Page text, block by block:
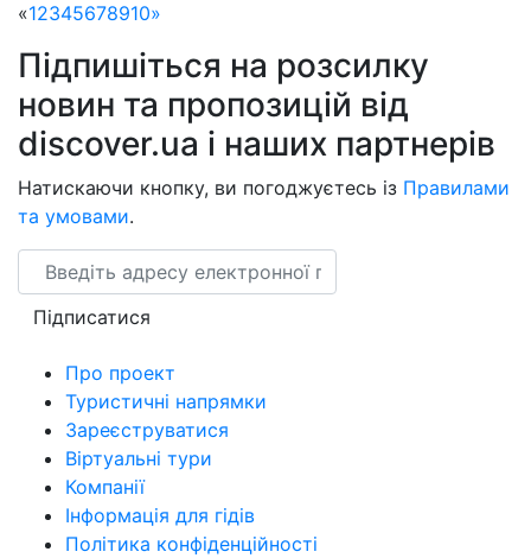
«12345678910»
Підпишіться на розсилку
новин та пропозицій від
discover.ua і наших партнерів
Натискаючи кнопку, ви погоджуєтесь із Правилами
та умовами.
Email
Підписатися
Про проект
Туристичні напрямки
Зареєструватися
Віртуальні тури
Компанії
Інформація для гідів
Політика конфіденційності